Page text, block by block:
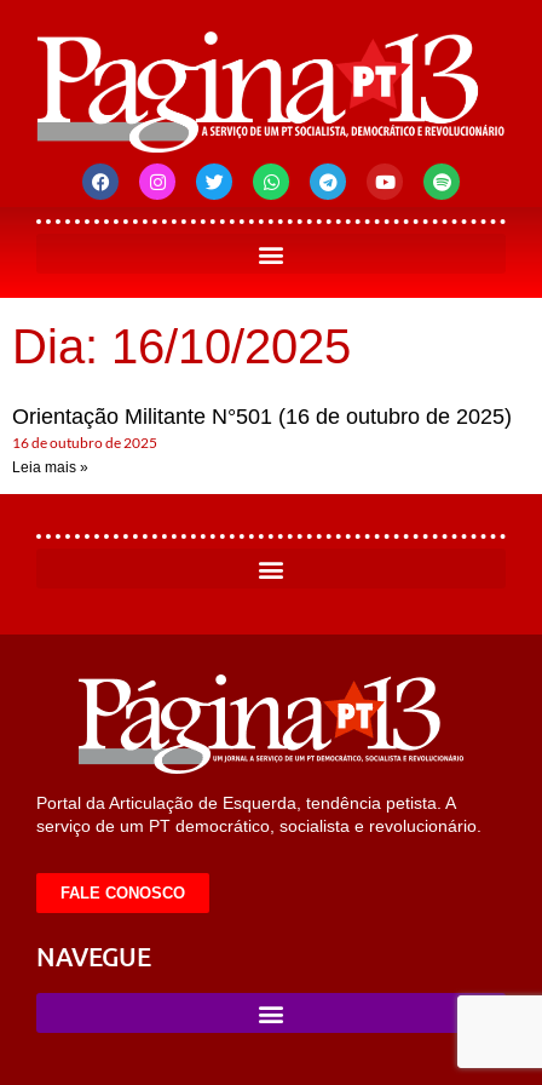
Dia: 16/10/2025
Orientação Militante N°501 (16 de outubro de 2025)
16 de outubro de 2025
Leia mais »
Portal da Articulação de Esquerda, tendência petista. A
serviço de um PT democrático, socialista e revolucionário.
FALE CONOSCO
NAVEGUE